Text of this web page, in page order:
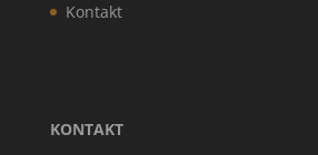
Kontakt
KONTAKT